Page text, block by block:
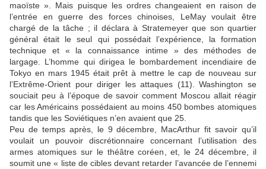
maoïste ». Mais puisque les ordres changeaient en raison de
l’entrée en guerre des forces chinoises, LeMay voulait être
chargé de la tâche ; il déclara à Stratemeyer que son quartier
général était le seul qui possédait l’expérience, la formation
technique et « la connaissance intime » des méthodes de
largage. L’homme qui dirigea le bombardement incendiaire de
Tokyo en mars 1945 était prêt à mettre le cap de nouveau sur
l’Extrême-Orient pour diriger les attaques (11). Washington se
souciait peu à l’époque de savoir comment Moscou allait réagir
car les Américains possédaient au moins 450 bombes atomiques
tandis que les Soviétiques n’en avaient que 25.
Peu de temps après, le 9 décembre, MacArthur fit savoir qu’il
voulait un pouvoir discrétionnaire concernant l’utilisation des
armes atomiques sur le théâtre coréen, et, le 24 décembre, il
soumit une « liste de cibles devant retarder l’avancée de l’ennemi